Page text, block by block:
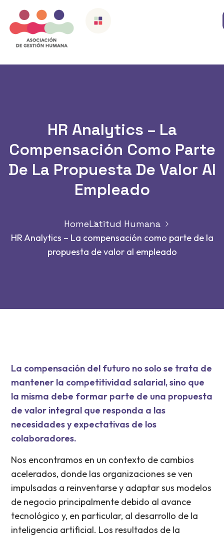
HR Analytics – La
Compensación Como Parte
De La Propuesta De Valor Al
Empleado
HomeLatitud Humana
HR Analytics – La compensación como parte de la
propuesta de valor al empleado
La compensación del futuro no solo se trata de
mantener la competitividad salarial, sino que
la misma debe formar parte de una propuesta
de valor integral que responda a las
necesidades y expectativas de los
colaboradores.
Nos encontramos en un contexto de cambios
acelerados, donde las organizaciones se ven
impulsadas a reinventarse y adaptar sus modelos
de negocio principalmente debido al avance
tecnológico y, en particular, al desarrollo de la
inteligencia artificial. Los resultados de la